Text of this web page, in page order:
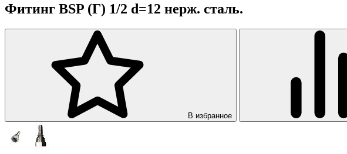
Фитинг BSP (Г) 1/2 d=12 нерж. сталь.
В избранное